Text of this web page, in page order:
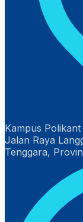
Kampus Polikant
Jalan Raya
Tenggara,